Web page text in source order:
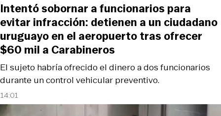
14:01
El sujeto habría ofrecido el dinero a dos funcionarios
durante un control vehicular preventivo.
Intentó sobornar a funcionarios para
evitar infracción: detienen a un ciudadano
uruguayo en el aeropuerto tras ofrecer
$60 mil a Carabineros